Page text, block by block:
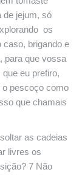
de jejum, só
os
caso, brigando e
para que vossa
eu prefiro,
pescoço como
que chamais
as cadeias
livres os
7 Não